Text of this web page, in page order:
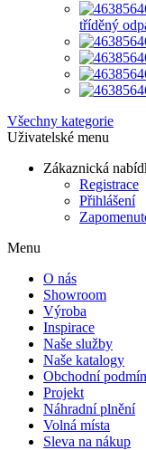
tříděný
Všechny kategorie
Uživatelské menu
Zákaznická
Registrace
Přihlášení
Menu
O nás
Showroom
Výroba
Inspirace
Naše služby
Naše katalogy
Obchodní
Projekt
Náhradní plnění
Volná místa
Sleva na nákup